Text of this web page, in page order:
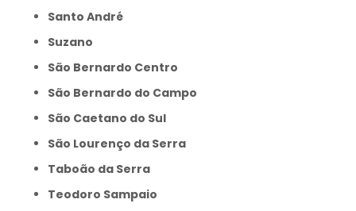
Santo André
Suzano
São Bernardo Centro
São Bernardo do Campo
São Caetano do Sul
São Lourenço da Serra
Taboão da Serra
Teodoro Sampaio